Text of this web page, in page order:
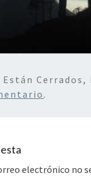
Cerrados,
.
electrónico no